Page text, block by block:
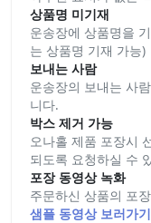
상품명 미기재
운송장에 상품명을
는 상품명 기재 가능)
보내는 사람
운송장의 보내는 사
니다.
박스 제거 가능
오나홀 제품 포장시
되도록 요청하실 수
포장 동영상 녹화
주문하신 상품의 포
샘플 동영상 보러가기